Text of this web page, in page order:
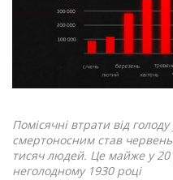
Помісячні втрати від
смертоносним став
тисяч людей. Це майже у 20
неголодному 1930 році